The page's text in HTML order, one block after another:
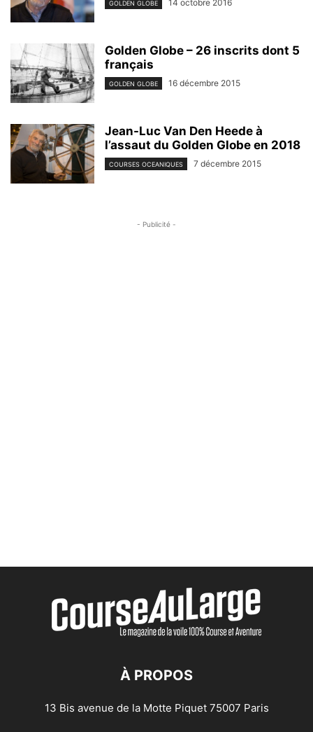
GOLDEN GLOBE 14 octobre 2016
Golden Globe – 26 inscrits dont 5
français
GOLDEN GLOBE 16 décembre 2015
Jean-Luc Van Den Heede à
l’assaut du Golden Globe en 2018
COURSES OCEANIQUES 7 décembre 2015
- Publicité -
À PROPOS
13 Bis avenue de la Motte Piquet 75007 Paris